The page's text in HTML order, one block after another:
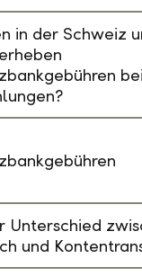
in der Schweiz
Unterschied
und